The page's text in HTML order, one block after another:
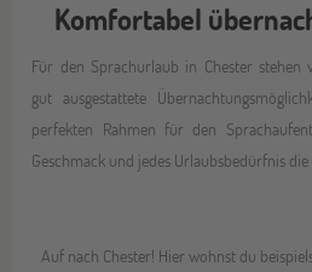
Komfortabel
Für den Sprachurlaub in Chester stehen
gut ausgestattete
perfekten Rahmen für den
Geschmack und jedes Urlaubsbedürfnis
Auf nach Chester! Hier wohnst du